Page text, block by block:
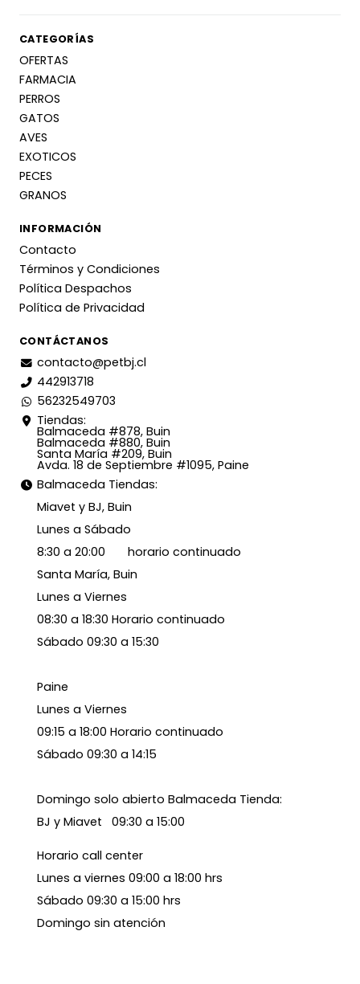
CATEGORÍAS
OFERTAS
FARMACIA
PERROS
GATOS
AVES
EXOTICOS
PECES
GRANOS
INFORMACIÓN
Contacto
Términos y Condiciones
Política Despachos
Política de Privacidad
CONTÁCTANOS
contacto@petbj.cl
442913718
56232549703
Tiendas:
Balmaceda #878, Buin
Balmaceda #880, Buin
Santa María #209, Buin
Avda. 18 de Septiembre #1095, Paine
Balmaceda Tiendas:
Miavet y BJ, Buin
Lunes a Sábado
8:30 a 20:00 horario continuado
Santa María, Buin
Lunes a Viernes
08:30 a 18:30 Horario continuado
Sábado 09:30 a 15:30
Paine
Lunes a Viernes
09:15 a 18:00 Horario continuado
Sábado 09:30 a 14:15
Domingo solo abierto Balmaceda Tienda:
BJ y Miavet 09:30 a 15:00
Horario call center
Lunes a viernes 09:00 a 18:00 hrs
Sábado 09:30 a 15:00 hrs
Domingo sin atención